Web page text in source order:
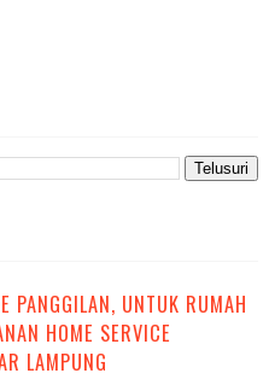
PANGGILAN, UNTUK RUMAH
HOME SERVICE
LAMPUNG